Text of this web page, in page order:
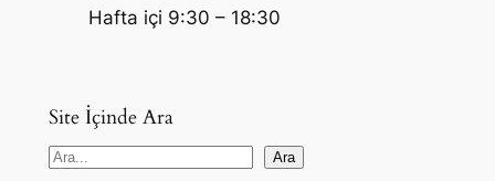
Hafta içi 9:30 – 18:30
Site İçinde Ara
S
Ara